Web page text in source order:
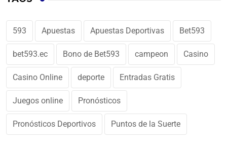
593 Apuestas Apuestas Deportivas Bet593
bet593.ec Bono de Bet593 campeon Casino
Casino Online deporte Entradas Gratis
Juegos online Pronósticos
Pronósticos Deportivos Puntos de la Suerte